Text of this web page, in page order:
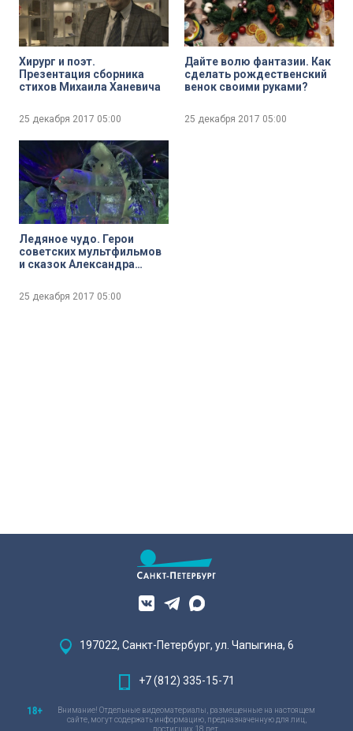
Хирург и поэт.
Презентация сборника
стихов Михаила Ханевича
25 декабря 2017 05:00
Дайте волю фантазии. Как
сделать рождественский
венок своими руками?
25 декабря 2017 05:00
Ледяное чудо. Герои
советских мультфильмов
и сказок Александра
Московской площади
25 декабря 2017 05:00
197022, Санкт-Петербург, ул. Чапыгина, 6
+7 (812) 335-15-71
Внимание! Отдельные видеоматериалы, размещенные на настоящем
сайте, могут содержать информацию, предназначенную для лиц,
достигших 18 лет.